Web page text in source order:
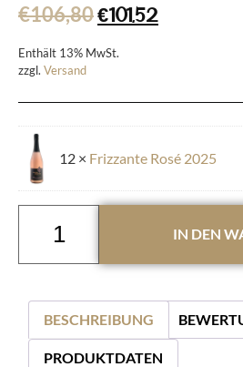
€106,80€101,52
Enthält 13% MwSt.
zzgl. Versand
12 × Frizzante Rosé 2025
IN DEN
BESCHREIBUNG
PRODUKTDATEN